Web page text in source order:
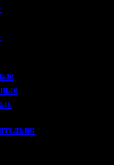
от работы с
и ничего лишнего
связью.